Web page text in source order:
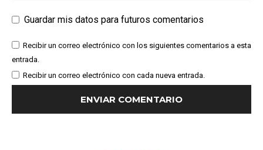
Guardar mis datos para futuros comentarios
Recibir un correo electrónico con los siguientes comentarios a esta
entrada.
Recibir un correo electrónico con cada nueva entrada.